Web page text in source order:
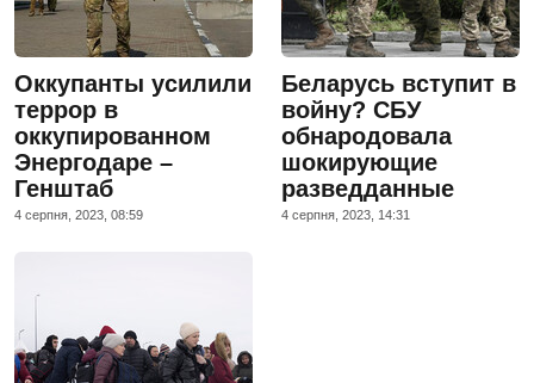
Оккупанты усилили
террор в
оккупированном
Энергодаре –
Генштаб
4 серпня, 2023, 08:59
Беларусь вступит в
войну? СБУ
обнародовала
шокирующие
разведданные
4 серпня, 2023, 14:31